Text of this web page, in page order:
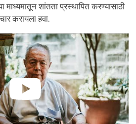
शांतता प्रस्थापित करण्यासाठी
करायला हवा.